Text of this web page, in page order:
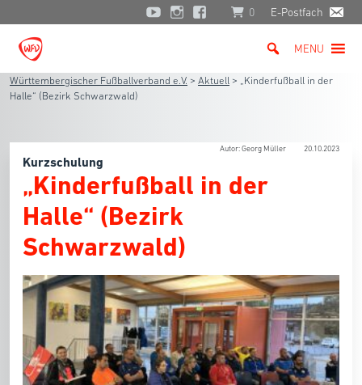
0 E-Postfach
MENU
Württembergischer Fußballverband e.V. > Aktuell > „Kinderfußball in der
Halle“ (Bezirk Schwarzwald)
Autor: Georg Müller 20.10.2023
Kurzschulung
„Kinderfußball in der
Halle“ (Bezirk
Schwarzwald)